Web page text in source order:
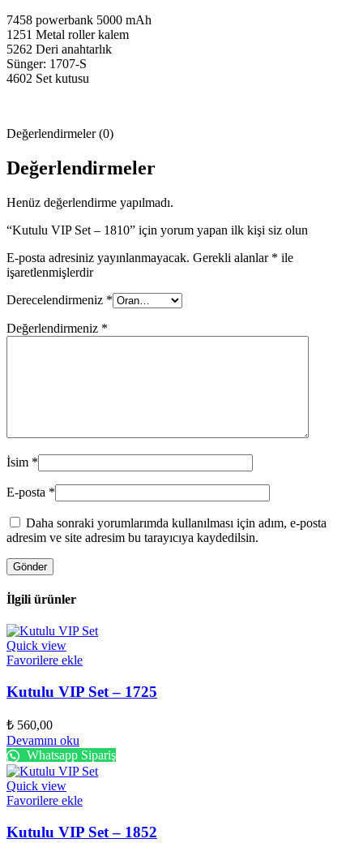
7458 powerbank 5000 mAh
1251 Metal roller kalem
5262 Deri anahtarlık
Sünger: 1707-S
4602 Set kutusu
Değerlendirmeler (0)
Değerlendirmeler
Henüz değerlendirme yapılmadı.
“Kutulu VIP Set – 1810” için yorum yapan ilk kişi siz olun
E-posta adresiniz yayınlanmayacak. Gerekli alanlar * ile
işaretlenmişlerdir
Derecelendirmeniz *
Değerlendirmeniz *
İsim *
E-posta *
Daha sonraki yorumlarımda kullanılması için adım, e-posta
adresim ve site adresim bu tarayıcıya kaydedilsin.
İlgili ürünler
Quick view
Favorilere ekle
Kutulu VIP Set – 1725
₺ 560,00
Devamını oku
Whatsapp Sipariş
Quick view
Favorilere ekle
Kutulu VIP Set – 1852